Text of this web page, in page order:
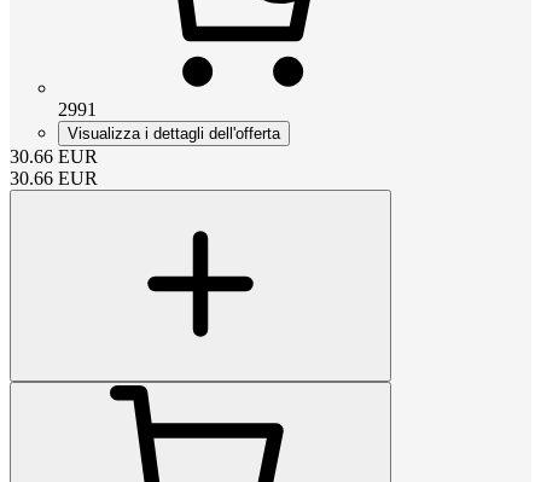
2991
Visualizza i dettagli dell'offerta
30.66 EUR
30.66 EUR